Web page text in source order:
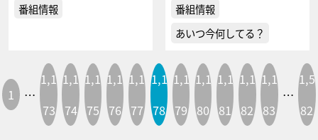
番組情報
番組情報
あいつ今何してる？
1 …
1,1
73
1,1
74
1,1
75
1,1
76
1,1
77
1,1
78
1,1
79
1,1
80
1,1
81
1,1
82
1,1
83
…
1,5
82